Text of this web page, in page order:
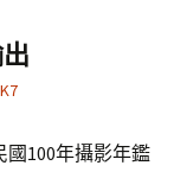
K7
100年攝影年鑑